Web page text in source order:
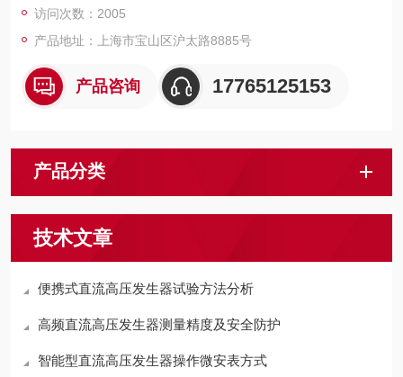
访问次数：2005
产品地址：上海市宝山区沪太路8885号
产品咨询 17765125153
产品分类
技术文章
便携式直流高压发生器试验方法分析
高频直流高压发生器测量精度及安全防护
智能型直流高压发生器操作微安表方式